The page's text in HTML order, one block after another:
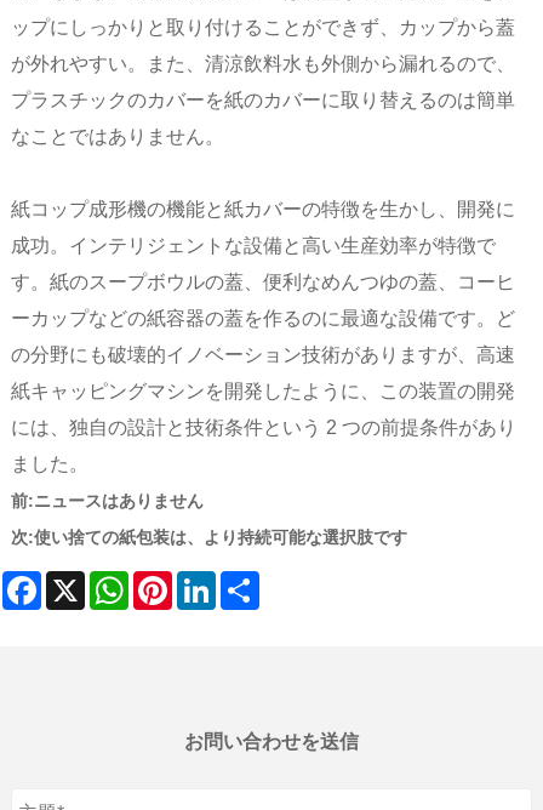
ップにしっかりと取り付けることができず、カップから蓋
が外れやすい。また、清涼飲料水も外側から漏れるので、
プラスチックのカバーを紙のカバーに取り替えるのは簡単
なことではありません。
紙コップ成形機の機能と紙カバーの特徴を生かし、開発に
成功。インテリジェントな設備と高い生産効率が特徴で
す。紙のスープボウルの蓋、便利なめんつゆの蓋、コーヒ
ーカップなどの紙容器の蓋を作るのに最適な設備です。ど
の分野にも破壊的イノベーション技術がありますが、高速
紙キャッピングマシンを開発したように、この装置の開発
には、独自の設計と技術条件という 2 つの前提条件があり
ました。
前:ニュースはありません
次:使い捨ての紙包装は、より持続可能な選択肢です
Facebook
X WhatsAppPinterestLinkedIn
お問い合わせを送信